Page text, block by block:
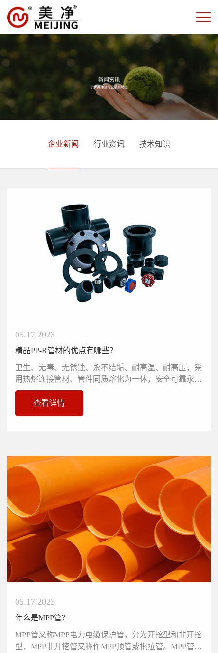
企业新闻 行业资讯 技术知识
05.17 2023
精品PP-R管材的优点有哪些？
卫生、无毒、无锈蚀、永不结垢、耐高温、耐高压，采
用热熔连接管材、管件同质熔化为一体，安全可靠永不
渗漏。导热系数低、保温性...
查看详情
05.17 2023
什么是MPP管？
MPP管又称MPP电力电缆保护管，分为开挖型和非开挖
型，MPP非开挖管又称作MPP顶管或拖拉管。MPP管采